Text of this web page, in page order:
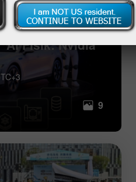
AI Fisik: Nvidia
9